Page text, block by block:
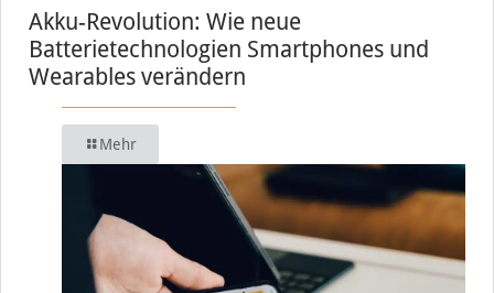
Akku-Revolution: Wie neue
Batterietechnologien Smartphones und
Wearables verändern
Mehr